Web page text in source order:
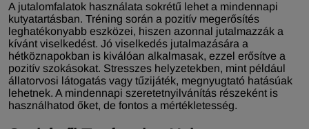
A jutalomfalatok használata sokrétű lehet a mindennapi
kutyatartásban. Tréning során a pozitív megerősítés
leghatékonyabb eszközei, hiszen azonnal jutalmazzák a
kívánt viselkedést. Jó viselkedés jutalmazására a
hétköznapokban is kiválóan alkalmasak, ezzel erősítve a
pozitív szokásokat. Stresszes helyzetekben, mint például
állatorvosi látogatás vagy tűzijáték, megnyugtató hatásúak
lehetnek. A mindennapi szeretetnyilvánítás részeként is
használhatod őket, de fontos a mértékletesség.